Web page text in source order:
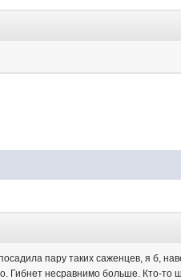
пару таких саженцев, я б,
Гибнет несравнимо больше. Кто-то